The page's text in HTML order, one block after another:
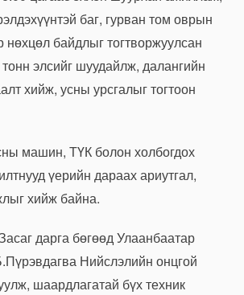
баг, гурван том оврын
нөхцөл байдлыг тогтворжуулсан
элсийг шуудайлж, далангийн
хийж, усны урсгалыг тогтоон
машин, ТҮК болон холбогдох
үерийн дараах ариутгал,
хийж байна.
дарга бөгөөд Улаанбаатар
Нийслэлийн онцгой
шаардлагатай бүх техник